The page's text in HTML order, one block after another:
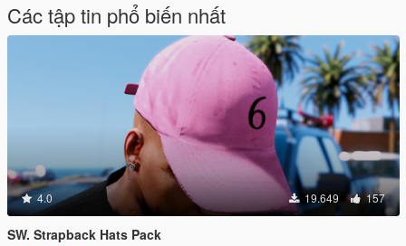
Các tập tin phổ biến nhất
4.0 19.649 157
SW. Strapback Hats Pack